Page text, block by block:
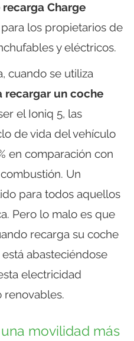
Charge
los propietarios de
y eléctricos.
cuando se utiliza
recargar un coche
el Ioniq 5, las
de vida del vehículo
en comparación con
Un
para todos aquellos
Pero lo malo es que
recarga su coche
abasteciéndose
electricidad
renovables.
movilidad más